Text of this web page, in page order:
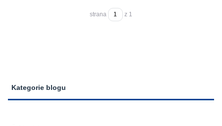
Kategorie blogu
strana z 1